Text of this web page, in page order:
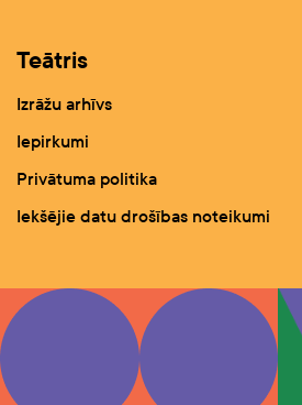
Teātris
Izrāžu arhīvs
Iepirkumi
Privātuma politika
Iekšējie datu drošības noteikumi